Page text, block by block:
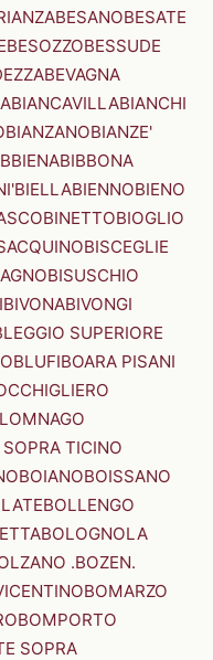
BESANOBESATE
BESOZZOBESSUDE
BEVAGNA
BIANCAVILLABIANCHI
BIANZANOBIANZE'
BIBBONA
BIELLABIENNOBIENO
BINETTOBIOGLIO
BISCEGLIE
BISUSCHIO
BIVONABIVONGI
SUPERIORE
BLUFIBOARA PISANI
TICINO
BOIANOBOISSANO
BOLLENGO
BOLOGNOLA
.BOZEN.
BOMARZO
BOMPORTO
SOPRA